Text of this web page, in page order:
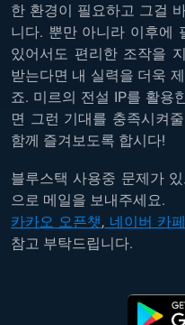
한 환경이 필요하고 그걸
니다. 뿐만 아니라 이후에
있어서도 편리한 조작을
받는다면 내 실력을 더욱
죠. 미르의 전설 IP를 활용
면 그런 기대를 충족시켜
함께 즐겨보도록 합시다!
블루스택 사용중 문제가
으로 메일을 보내주세요.
카카오 오픈챗, 네이버 카페
참고 부탁드립니다.